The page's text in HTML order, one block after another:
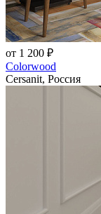
от 1 200 ₽
Colorwood
Cersanit, Россия